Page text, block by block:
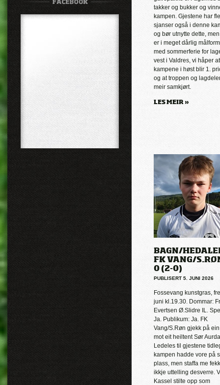
takker og bukker og
kampen. Gjestene har
sjanser også i denne
og bør utnytte dette,
er i meget dårlig
med sommerferie for
vest i Valdres, vi håper at
kampene i høst blir 1.
og at troppen og
meir samkjørt.
LES MEIR »
BAGN/
FK VANG/
0 (2-0)
PUBLISERT 5. JUNI 2026
Fossevang kunstgras,
juni kl.19.30. Dommar:
Evertsen Ø.Slidre IL.
Ja. Publikum: Ja. FK
Vang/S.Røn gjekk på
mot eit heiltent Sør
Ledeles til gjestene
kampen hadde vore på
plass, men staffa me
ikkje uttelling desverre.
Kassel stilte opp som